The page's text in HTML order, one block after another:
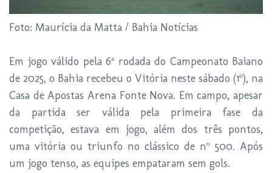
Foto: Maurícia da Matta / Bahia Notícias
Em jogo válido pela 6ª rodada do Campeonato Baiano
de 2025, o Bahia recebeu o Vitória neste sábado (1º), na
Casa de Apostas Arena Fonte Nova. Em campo, apesar
da partida ser válida pela primeira fase da
competição, estava em jogo, além dos três pontos,
uma vitória ou triunfo no clássico de nº 500. Após
um jogo tenso, as equipes empataram sem gols.